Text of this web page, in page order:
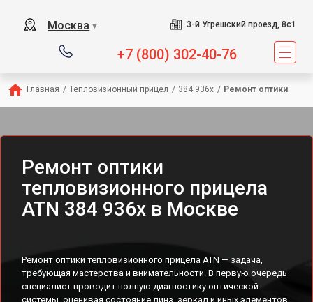
Москва ▼ 3-й Угрешский проезд, 8с1
+7 (800) 302-40-76
Главная / Тепловизионный прицел / 384 936x / Ремонт оптики
Ремонт оптики
тепловизионного прицела
ATN 384 936x в Москве
Ремонт оптики тепловизионного прицела ATN — задача,
требующая мастерства и внимательности. В первую очередь
специалист проводит полную диагностику оптической
системы, оценивая состояние линз, зеркал и иных элементов.